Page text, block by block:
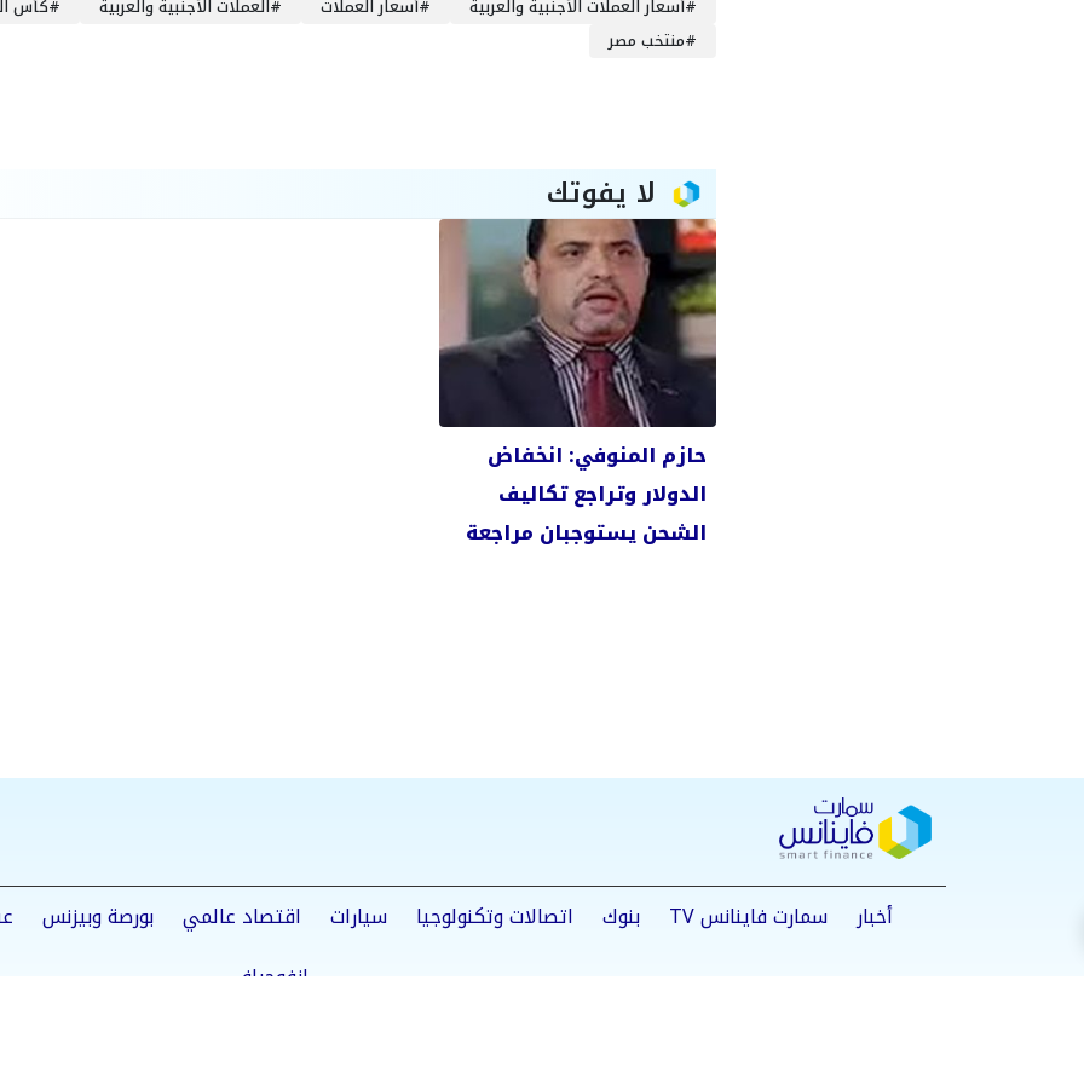
#أسعار العملات الأجنبية والعربية #أسعار العملات #العملات الأجنبية والعربية #كأس
#منتخب مصر
لا يفوتك
حازم المنوفي: انخفاض
الدولار وتراجع تكاليف
الشحن يستوجبان مراجعة
أخبار سمارت فاينانس TV بنوك اتصالات وتكنولوجيا سيارات اقتصاد عالمي بورصة وبيزنس
إنفوجراف